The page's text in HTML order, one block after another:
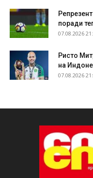
поради
07.08.2026
Ристо
на
07.08.2026